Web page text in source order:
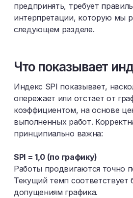
предпринять, требует
интерпретации, которую мы
следующем разделе.
Что показывает
Индекс SPI показывает,
опережает или отстает от
коэффициентом, на основе
выполненных работ.
принципиально важна:
SPI = 1,0 (по графику)
Работы продвигаются точно
Текущий темп соответствует
допущениям графика.